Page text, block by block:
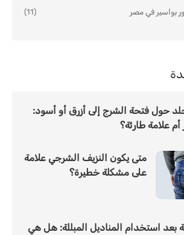
بواسير في مصر (11)
حول فتحة الشرج إلى أزرق أو أسود:
أم علامة طارئة؟
متى يكون النزيف الشرجي علامة
على مشكلة خطيرة؟
بعد استخدام المناديل المبللة: هل هي